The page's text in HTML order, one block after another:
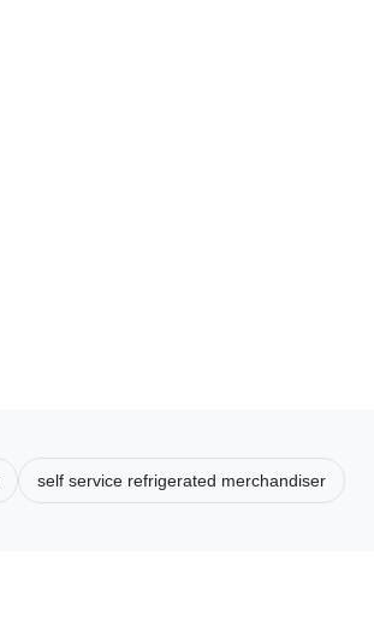
self service refrigerated merchandiser